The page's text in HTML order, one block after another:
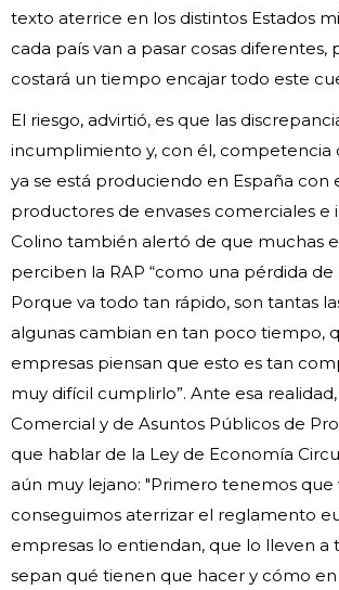
texto aterrice en los distintos Estados
cada país van a pasar cosas diferentes,
costará un tiempo encajar todo este
El riesgo, advirtió, es que las
incumplimiento y, con él, competencia
ya se está produciendo en España con
productores de envases comerciales e
Colino también alertó de que muchas
perciben la RAP “como una pérdida
Porque va todo tan rápido, son tantas
algunas cambian en tan poco tiempo,
empresas piensan que esto es tan
muy difícil cumplirlo”. Ante esa
Comercial y de Asuntos Públicos de
que hablar de la Ley de Economía
aún muy lejano: "Primero tenemos que
conseguimos aterrizar el reglamento
empresas lo entiendan, que lo lleven a
sepan qué tienen que hacer y cómo